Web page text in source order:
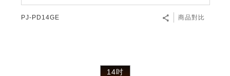
PJ-PD14GE 商品對比
14吋